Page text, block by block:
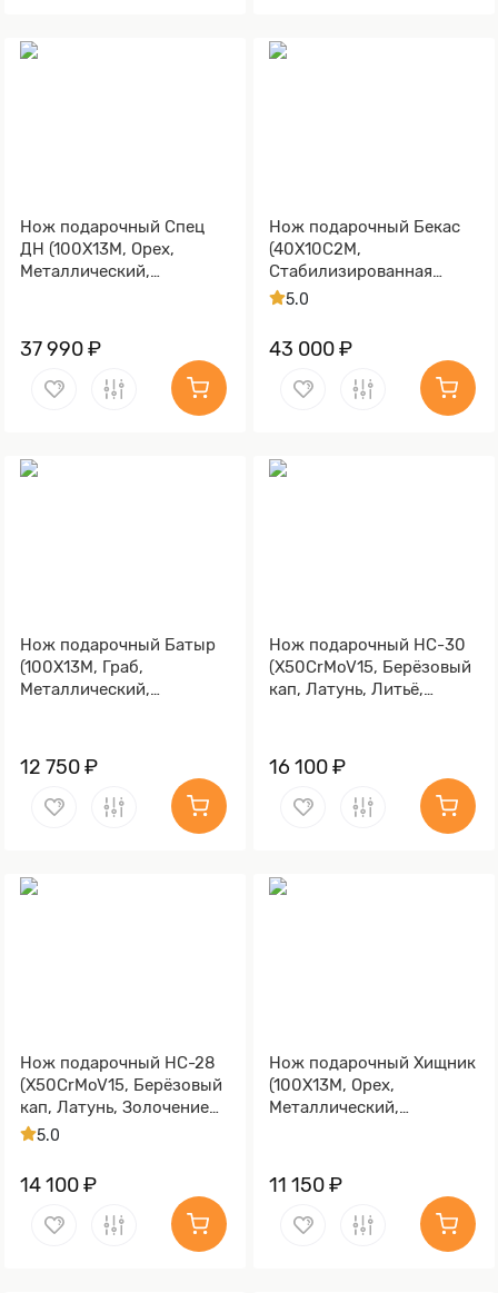
Нож подарочный Спец
ДН (100Х13М, Орех,
Металлический,
37 990 ₽
Нож подарочный Бекас
(40Х10С2М,
Стабилизированная
карельская береза,
гарды и тыльника)
5.0
43 000 ₽
Нож подарочный Батыр
(100Х13М, Граб,
Металлический,
12 750 ₽
Нож подарочный НС-30
(X50CrMoV15, Берёзовый
кап, Латунь, Литьё,
16 100 ₽
Нож подарочный НС-28
(X50CrMoV15, Берёзовый
кап, Латунь, Золочение
клинка гарды и тыльника)
5.0
14 100 ₽
Нож подарочный Хищник
(100Х13М, Орех,
Металлический,
11 150 ₽